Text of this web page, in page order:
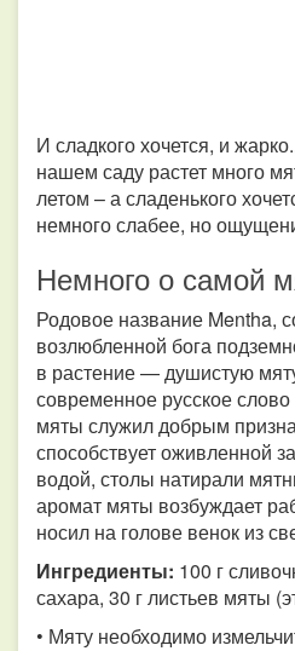
И сладкого хочется, и
нашем саду растет много
летом – а сладенького
немного слабее, но
Немного о самой
Родовое название Mentha,
возлюбленной бога
в растение — душистую
современное русское
мяты служил добрым
способствует оживленной
водой, столы натирали
аромат мяты возбуждает
носил на голове венок из
Ингредиенты: 100 г
сахара, 30 г листьев мяты
• Мяту необходимо